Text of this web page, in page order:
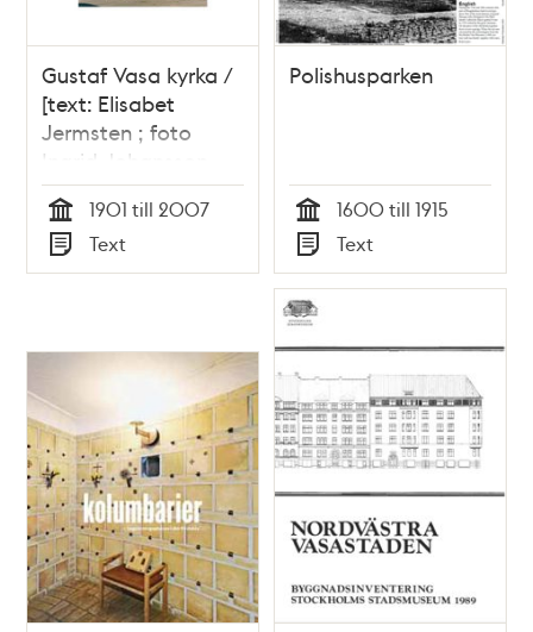
Gustaf Vasa kyrka /
[text: Elisabet
Jermsten ; foto
Ingrid Johansson,
Göran Fredriksson]
Tid
1901 till 2007
Typ
Text
Polishusparken
Tid
1600 till 1915
Typ
Text